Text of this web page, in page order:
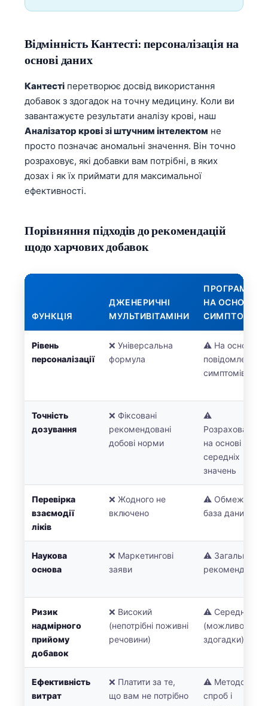
Відмінність Кантесті: персоналізація на
основі даних
Кантесті перетворює досвід використання
добавок з здогадок на точну медицину. Коли ви
завантажуєте результати аналізу крові, наш
Аналізатор крові зі штучним інтелектом не
просто позначає аномальні значення. Він точно
розраховує, які добавки вам потрібні, в яких
дозах і як їх приймати для максимальної
ефективності.
Порівняння підходів до рекомендацій
щодо харчових добавок
ФУНКЦІЯ
ДЖЕНЕРИЧНІ
МУЛЬТИВІТАМІНИ
ПРОГРАМИ
НА ОСНОВІ
СИМПТОМІВ
Рівень
персоналізації
❌ Універсальна
формула
⚠️ На основі
повідомлених
симптомів
Точність
дозування
❌ Фіксовані
рекомендовані
добові норми
⚠️
Розраховано
на основі
середніх
значень
Перевірка
взаємодії
ліків
❌ Жодного не
включено
⚠️ Обмежена
база даних
Наукова
основа
❌ Маркетингові
заяви
⚠️ Загальні
рекомендації
Ризик
надмірного
прийому
добавок
❌ Високий
(непотрібні поживні
речовини)
⚠️ Середній
(можливо,
здогадки)
Ефективність
витрат
❌ Платити за те,
що вам не потрібно
⚠️ Методом
спроб і
Eesti
日本語
Čeština
ქართული
Polski
Slovenščina
Magyar
मराठी
తెలుగు
ಕನ್ನಡ
മലയാളം
Bahasa Melayu
Tagalog
ไทย
ဗမာစာ
Kiswahili
አማርኛ
O‘zbekcha
Català
Қазақ тілі
Slovenčina
پښتو